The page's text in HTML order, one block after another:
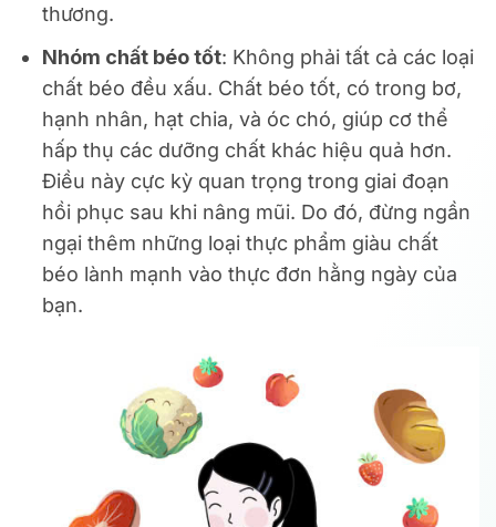
thương.
Nhóm chất béo tốt: Không phải tất cả các loại
chất béo đều xấu. Chất béo tốt, có trong bơ,
hạnh nhân, hạt chia, và óc chó, giúp cơ thể
hấp thụ các dưỡng chất khác hiệu quả hơn.
Điều này cực kỳ quan trọng trong giai đoạn
hồi phục sau khi nâng mũi. Do đó, đừng ngần
ngại thêm những loại thực phẩm giàu chất
béo lành mạnh vào thực đơn hằng ngày của
bạn.